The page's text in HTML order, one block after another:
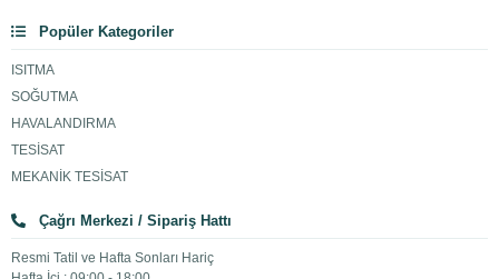
Popüler Kategoriler
ISITMA
SOĞUTMA
HAVALANDIRMA
TESİSAT
MEKANİK TESİSAT
Çağrı Merkezi / Sipariş Hattı
Resmi Tatil ve Hafta Sonları Hariç